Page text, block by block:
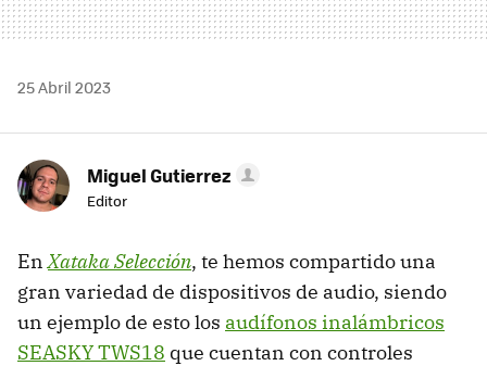
25 Abril 2023
Miguel Gutierrez
Editor
EnXataka Selección, te hemos compartido una
gran variedad de dispositivos de audio, siendo
un ejemplo de esto los audífonos inalámbricos
SEASKY TWS18 que cuentan con controles